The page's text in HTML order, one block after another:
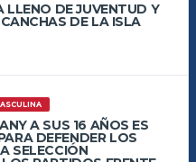
LLENO DE JUVENTUD Y
DE LA ISLA
A SUS 16 AÑOS ES
DEFENDER LOS
SELECCIÓN